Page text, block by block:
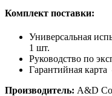
Комплект поставки:
Универсальная
1 шт.
Руководство по
Гарантийная
Производитель: A&D